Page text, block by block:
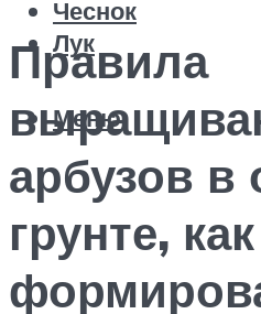
Чеснок
Лук
Меню
Правила
арбузов в
грунте, как